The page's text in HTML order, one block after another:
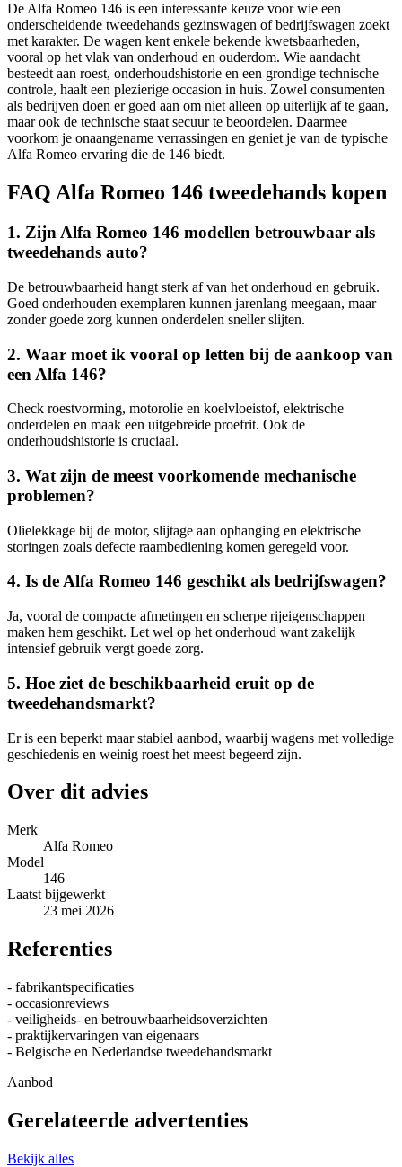
De Alfa Romeo 146 is een interessante keuze voor wie een
onderscheidende tweedehands gezinswagen of bedrijfswagen zoekt
met karakter. De wagen kent enkele bekende kwetsbaarheden,
vooral op het vlak van onderhoud en ouderdom. Wie aandacht
besteedt aan roest, onderhoudshistorie en een grondige technische
controle, haalt een plezierige occasion in huis. Zowel consumenten
als bedrijven doen er goed aan om niet alleen op uiterlijk af te gaan,
maar ook de technische staat secuur te beoordelen. Daarmee
voorkom je onaangename verrassingen en geniet je van de typische
Alfa Romeo ervaring die de 146 biedt.
FAQ Alfa Romeo 146 tweedehands kopen
1. Zijn Alfa Romeo 146 modellen betrouwbaar als
tweedehands auto?
De betrouwbaarheid hangt sterk af van het onderhoud en gebruik.
Goed onderhouden exemplaren kunnen jarenlang meegaan, maar
zonder goede zorg kunnen onderdelen sneller slijten.
2. Waar moet ik vooral op letten bij de aankoop van
een Alfa 146?
Check roestvorming, motorolie en koelvloeistof, elektrische
onderdelen en maak een uitgebreide proefrit. Ook de
onderhoudshistorie is cruciaal.
3. Wat zijn de meest voorkomende mechanische
problemen?
Olielekkage bij de motor, slijtage aan ophanging en elektrische
storingen zoals defecte raambediening komen geregeld voor.
4. Is de Alfa Romeo 146 geschikt als bedrijfswagen?
Ja, vooral de compacte afmetingen en scherpe rijeigenschappen
maken hem geschikt. Let wel op het onderhoud want zakelijk
intensief gebruik vergt goede zorg.
5. Hoe ziet de beschikbaarheid eruit op de
tweedehandsmarkt?
Er is een beperkt maar stabiel aanbod, waarbij wagens met volledige
geschiedenis en weinig roest het meest begeerd zijn.
Over dit advies
Merk
Alfa Romeo
Model
146
Laatst bijgewerkt
23 mei 2026
Referenties
- fabrikantspecificaties
- occasionreviews
- veiligheids- en betrouwbaarheidsoverzichten
- praktijkervaringen van eigenaars
- Belgische en Nederlandse tweedehandsmarkt
Aanbod
Gerelateerde advertenties
Bekijk alles